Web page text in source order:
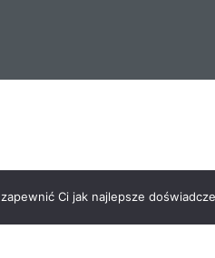
Ci jak najlepsze